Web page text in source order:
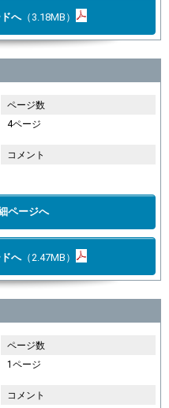
へ（3.18MB）
ページ数
4ページ
コメント
ページへ
へ（2.47MB）
ページ数
1ページ
コメント